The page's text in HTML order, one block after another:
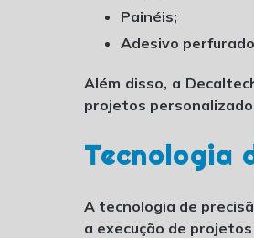
Painéis;
Adesivo
Além disso, a
projetos
Tecnologia
A tecnologia de
a execução de